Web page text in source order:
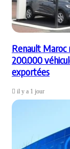
Renault Maroc
200.000
exportées
il y a 1 jour